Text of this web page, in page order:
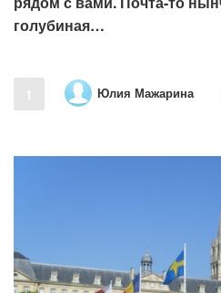
голубиная…
1 Юлия Мажарина